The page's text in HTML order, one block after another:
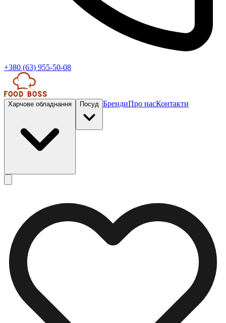
+380 (63) 955-50-08
Харчове обладнання Посуд БрендиПро насКонтакти